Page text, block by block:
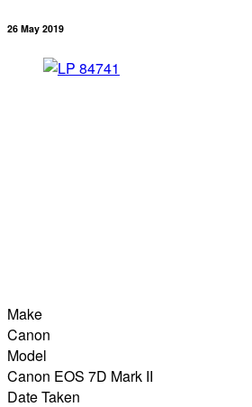
26 May 2019
Make
Canon
Model
Canon EOS 7D Mark II
Date Taken